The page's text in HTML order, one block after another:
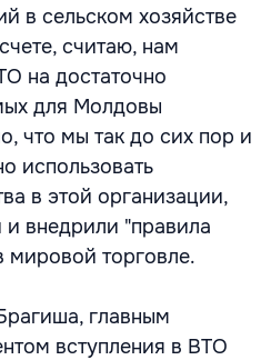
в сельском хозяйстве
считаю, нам
на достаточно
для Молдовы
что мы так до сих пор и
использовать
в этой организации,
и внедрили "правила
мировой торговле.
главным
вступления в ВТО